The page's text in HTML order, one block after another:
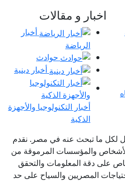
اخبار و مقالات
أخبار
الرياضة
حوادث
أخبار دينية
أخبار التكنولوجيا والأجهزة
الذكية
لكل ما تبحث عنه في مصر. نقدم
والمؤسسات المرموقة من
على دقة المعلومات والتحقق
المصريين والسياح على حد